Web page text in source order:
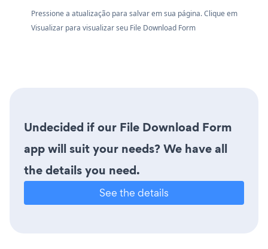
Pressione a atualização para salvar em sua página. Clique em
Visualizar para visualizar seu File Download Form
Undecided if our File Download Form
app will suit your needs? We have all
the details you need.
See the details